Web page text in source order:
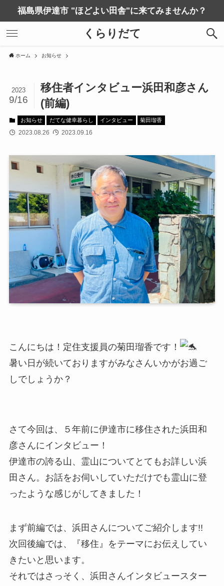
福島県伊達市 "ほどよい田舎"に来てみませんか？
くらりだて
ホーム お知らせ
移住者インタビュー浜田和彦さん
(前編)
2023
9/16
お知らせ だてな健幸暮らし インタビュー 菊田瑠香
2023.08.26 2023.09.16
こんにちは！定住支援員の菊田瑠香です！
暑い日が続いておりますがみなさんいかがお過ご
しでしょうか？
さて今回は、５年前に伊達市に移住された浜田和
彦さんにインタビュー！
伊達市の誇る山、霊山についてとてもお詳しい浜
田さん。お話をお伺いしていただけでも霊山に登
ったような感じがしてきました！
まず前編では、浜田さんについてご紹介します!!
次回後編では、『移住』をテーマにお伝えしてい
きたいと思います。
それではさっそく、浜田さんインタビュースター